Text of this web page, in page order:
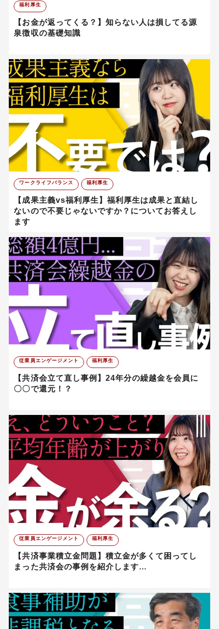
福利厚生
【お金が返ってくる？】知らない人は損してる源
泉徴収の基礎知識
ワークライフバランス 福利厚生
【成果主義vs福利厚生】福利厚生は成果と直結し
ないので不要じゃないですか？についてお答えし
ます
従業員エンゲージメント 福利厚生
【共済会立て直し事例】24年分の繰越金を会員に
〇〇で還元！？
従業員エンゲージメント 福利厚生
【共済事業積立金問題】積立金が多くて困ってし
まった共済会の事例を紹介します…